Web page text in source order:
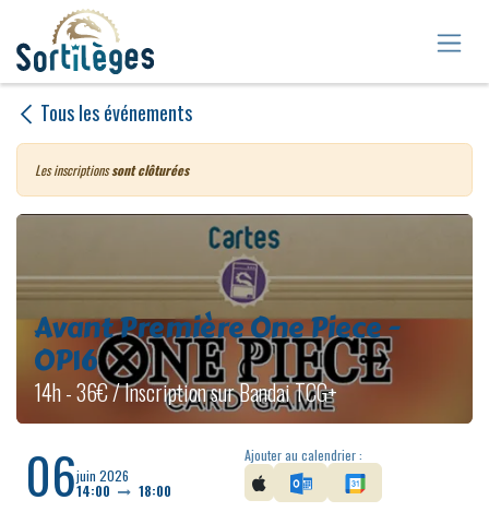
Se rendre au contenu
Tous les événements
Les inscriptionssont clôturées
Avant Première One Piece -
OP16
14h - 36€ / Inscription sur Bandai TCG+
06juin 2026
14:00
18:00
Ajouter au calendrier :